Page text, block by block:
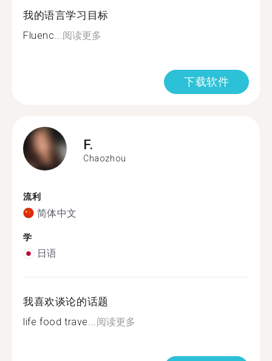
我的语言学习目标
Fluenc...阅读更多
下载软件
F.
Chaozhou
流利
简体中文
学
日语
我喜欢谈论的话题
life food trave...阅读更多